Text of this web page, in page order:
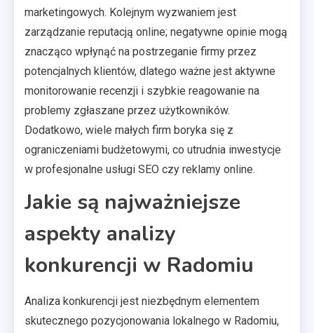
marketingowych. Kolejnym wyzwaniem jest
zarządzanie reputacją online; negatywne opinie mogą
znacząco wpłynąć na postrzeganie firmy przez
potencjalnych klientów, dlatego ważne jest aktywne
monitorowanie recenzji i szybkie reagowanie na
problemy zgłaszane przez użytkowników.
Dodatkowo, wiele małych firm boryka się z
ograniczeniami budżetowymi, co utrudnia inwestycje
w profesjonalne usługi SEO czy reklamy online.
Jakie są najważniejsze
aspekty analizy
konkurencji w Radomiu
Analiza konkurencji jest niezbędnym elementem
skutecznego pozycjonowania lokalnego w Radomiu,